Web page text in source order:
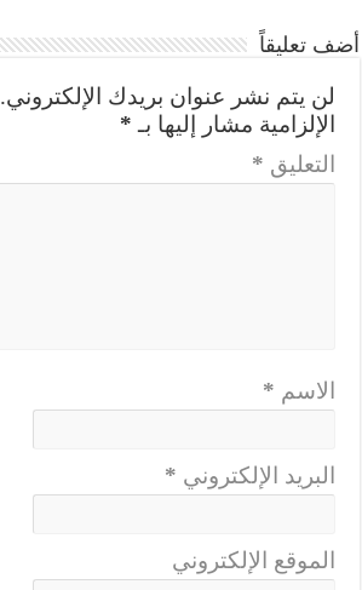
أضف تعليقاً
لن يتم نشر عنوان بريدك الإلكتروني.
الإلزامية مشار إليها بـ *
التعليق *
الاسم *
البريد الإلكتروني *
الموقع الإلكتروني